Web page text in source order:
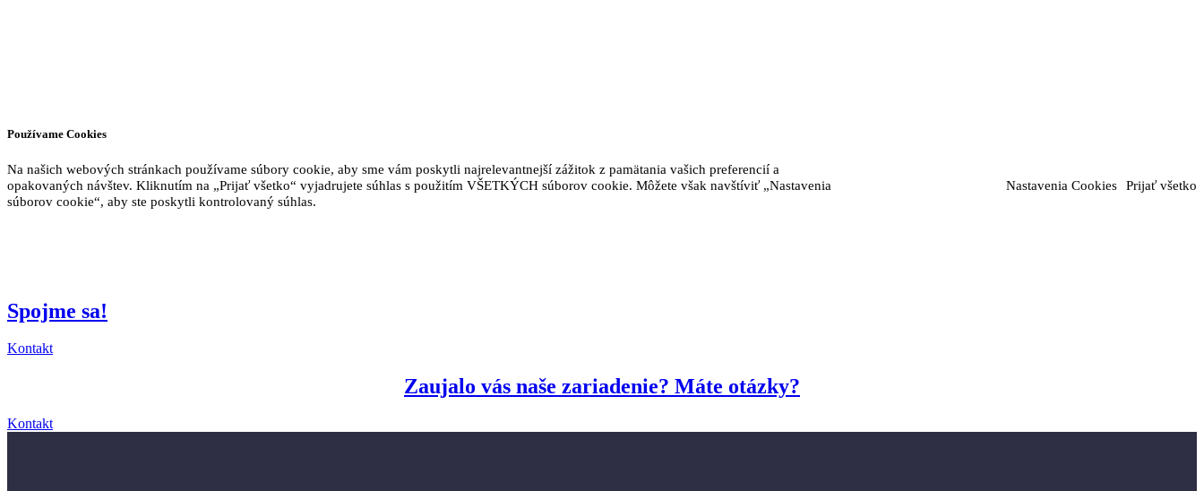
Používame Cookies
Na našich webových stránkach používame súbory cookie, aby sme vám poskytli najrelevantnejší zážitok z pamätania vašich preferencií a
opakovaných návštev. Kliknutím na „Prijať všetko“ vyjadrujete súhlas s použitím VŠETKÝCH súborov cookie. Môžete však navštíviť „Nastavenia
súborov cookie“, aby ste poskytli kontrolovaný súhlas.
Nastavenia Cookies Prijať všetko
Spojme sa!
Kontakt
Zaujalo vás naše zariadenie? Máte otázky?
Kontakt